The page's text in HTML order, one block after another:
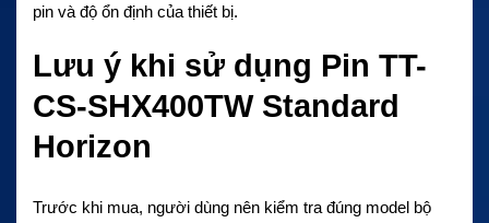
pin và độ ổn định của thiết bị.
Lưu ý khi sử dụng Pin TT-
CS-SHX400TW Standard
Horizon
Trước khi mua, người dùng nên kiểm tra đúng model bộ